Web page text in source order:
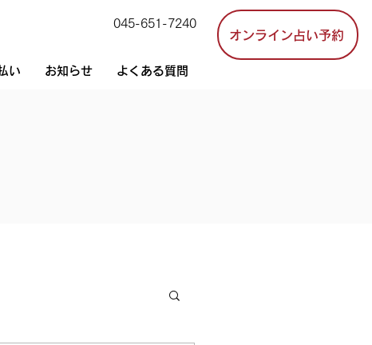
045-651-7240
い お知らせ よくある質問
オンライン占い予約